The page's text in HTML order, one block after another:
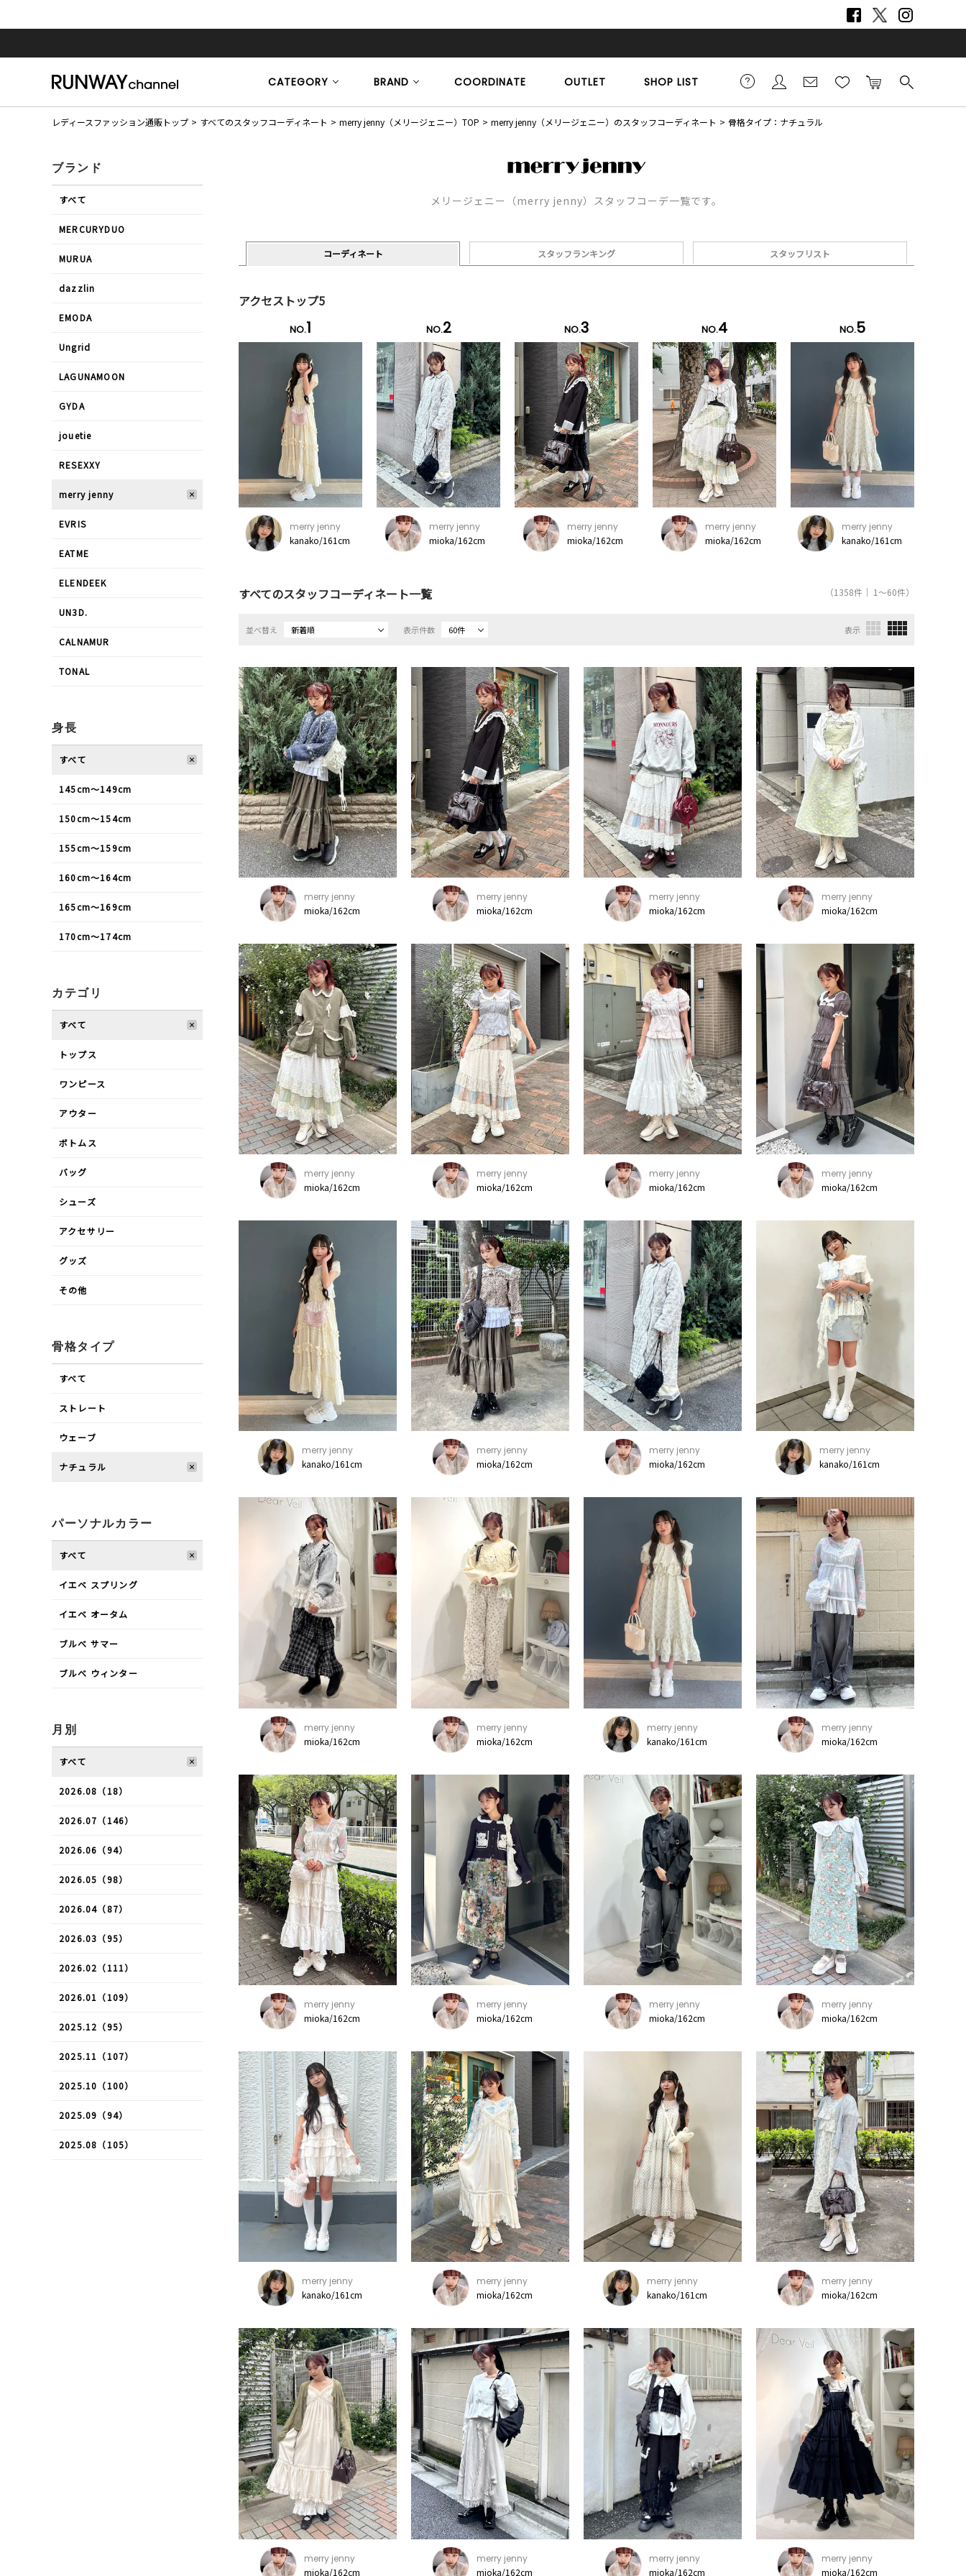
CATEGORY BRAND COORDINATE OUTLET SHOP LIST
レディースファッション通販トップ すべてのスタッフコーディネート merry jenny（メリージェニー）TOP merry jenny（メリージェニー）のスタッフコーディネート 骨格タイプ：ナチュラル
メリージェニー（merry jenny）スタッフコーデ一覧です。
コーディネート スタッフランキング スタッフリスト
アクセストップ5
NO.1
merry jenny
kanako/161cm
NO.2
merry jenny
mioka/162cm
NO.3
merry jenny
mioka/162cm
NO.4
merry jenny
mioka/162cm
NO.5
merry jenny
kanako/161cm
すべてのスタッフコーディネート一覧 （1358件｜ 1～60件）
並べ替え 新着順 表示件数 60件 表示
merry jenny
mioka/162cm
merry jenny
mioka/162cm
merry jenny
mioka/162cm
merry jenny
mioka/162cm
merry jenny
mioka/162cm
merry jenny
mioka/162cm
merry jenny
mioka/162cm
merry jenny
mioka/162cm
merry jenny
kanako/161cm
merry jenny
mioka/162cm
merry jenny
mioka/162cm
merry jenny
kanako/161cm
merry jenny
mioka/162cm
merry jenny
mioka/162cm
merry jenny
kanako/161cm
merry jenny
mioka/162cm
merry jenny
mioka/162cm
merry jenny
mioka/162cm
merry jenny
mioka/162cm
merry jenny
mioka/162cm
merry jenny
kanako/161cm
merry jenny
mioka/162cm
merry jenny
kanako/161cm
merry jenny
mioka/162cm
merry jenny
mioka/162cm
merry jenny
mioka/162cm
merry jenny
mioka/162cm
merry jenny
mioka/162cm
ブランド
すべて
MERCURYDUO
MURUA
dazzlin
EMODA
Ungrid
LAGUNAMOON
GYDA
jouetie
RESEXXY
merry jenny
EVRIS
EATME
ELENDEEK
UN3D.
CALNAMUR
TONAL
身長
すべて
145cm〜149cm
150cm〜154cm
155cm〜159cm
160cm〜164cm
165cm〜169cm
170cm〜174cm
カテゴリ
すべて
トップス
ワンピース
アウター
ボトムス
バッグ
シューズ
アクセサリー
グッズ
その他
骨格タイプ
すべて
ストレート
ウェーブ
ナチュラル
パーソナルカラー
すべて
イエベ スプリング
イエベ オータム
ブルべ サマー
ブルべ ウィンター
月別
すべて
2026.08（18）
2026.07（146）
2026.06（94）
2026.05（98）
2026.04（87）
2026.03（95）
2026.02（111）
2026.01（109）
2025.12（95）
2025.11（107）
2025.10（100）
2025.09（94）
2025.08（105）